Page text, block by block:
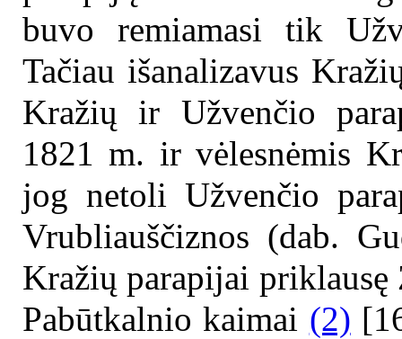
buvo remiamasi tik
Tačiau išanalizavus
Kražių ir Užvenčio
1821 m. ir vėlesnėmis
jog netoli Užvenčio
Vrubliauščiznos (dab.
Kražių parapijai
Pabūtkalnio kaimai (2)